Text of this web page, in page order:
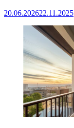
20.06.202622.11.2025